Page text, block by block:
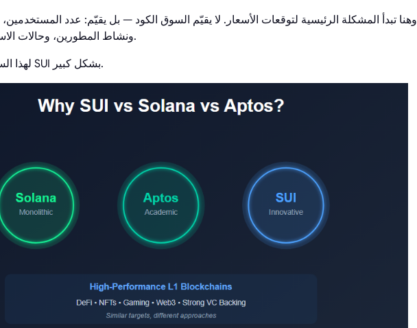
وهنا تبدأ المشكلة الرئيسية لتوقعات الأسعار. لا يقيّم السوق الكود — بل يقيّم: عدد المستخدمين،
ونشاط المطورين، وحالات الاستخدام في العالم الحقيقي.
لهذا السبب تختلف توقعات أسعار SUI بشكل كبير.